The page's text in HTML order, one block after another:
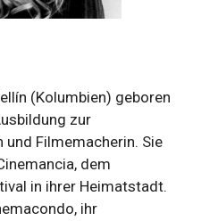
(Kolumbien) geboren
zur
Filmemacherin. Sie
dem
in ihrer Heimatstadt.
ihr